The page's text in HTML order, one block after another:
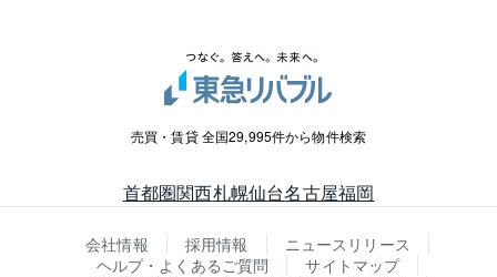
売買・賃貸 全国29,995件から物件検索
首都圏関西札幌仙台名古屋福岡
会社情報 採用情報
ニュースリリース
ヘルプ・よくあるご質問
サイトマップ